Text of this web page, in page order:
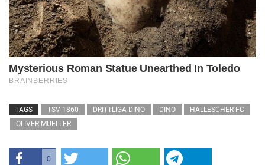
TAGS TSV 1860 DRITTLIGA-DINO DINO
HALLESCHER FC
OLIVER MUELLER
0